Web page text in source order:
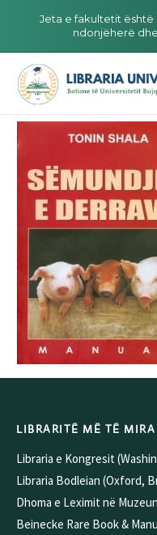
Jeta e fakultetit
ndonjëherë dhe
LIBRARITË MË TË
Libraria e Kongresit
Libraria Bodleian (Oxford,
Dhoma e Leximit në
Beinecke Rare Book &